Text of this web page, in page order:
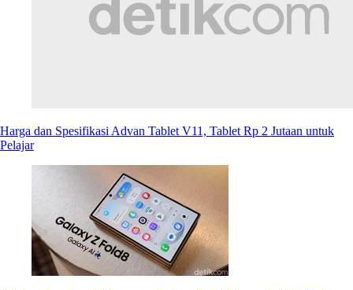
Harga dan Spesifikasi Advan Tablet V11, Tablet Rp 2 Jutaan untuk
Pelajar